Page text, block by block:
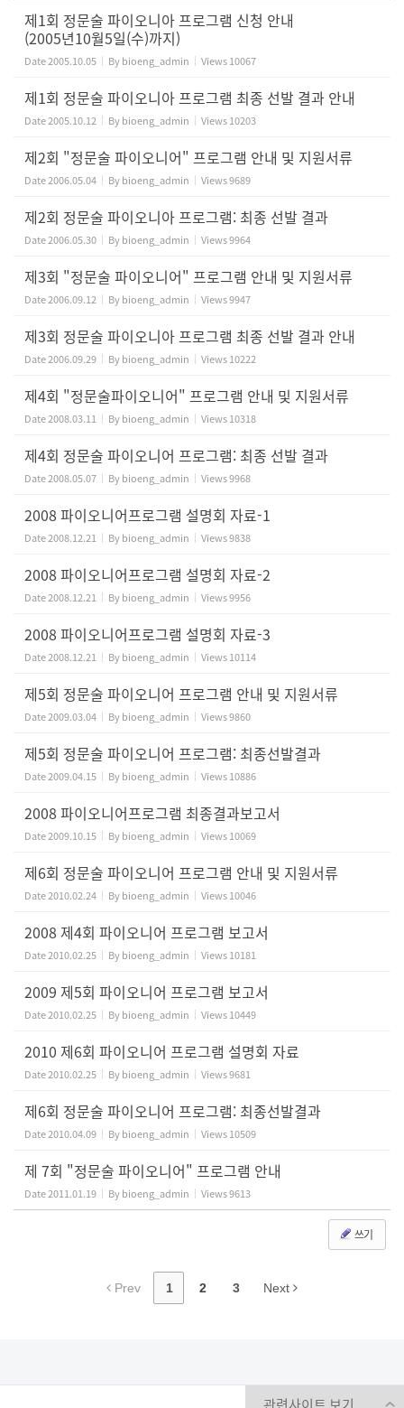
제1회 정문술 파이오니아 프로그램 신청 안내
(2005년10월5일(수)까지)
Date2005.10.05 Bybioeng_admin Views10067
제1회 정문술 파이오니아 프로그램 최종 선발 결과 안내
Date2005.10.12 Bybioeng_admin Views10203
제2회 "정문술 파이오니어" 프로그램 안내 및 지원서류
Date2006.05.04 Bybioeng_admin Views9689
제2회 정문술 파이오니아 프로그램: 최종 선발 결과
Date2006.05.30 Bybioeng_admin Views9964
제3회 "정문술 파이오니어" 프로그램 안내 및 지원서류
Date2006.09.12 Bybioeng_admin Views9947
제3회 정문술 파이오니아 프로그램 최종 선발 결과 안내
Date2006.09.29 Bybioeng_admin Views10222
제4회 "정문술파이오니어" 프로그램 안내 및 지원서류
Date2008.03.11 Bybioeng_admin Views10318
제4회 정문술 파이오니어 프로그램: 최종 선발 결과
Date2008.05.07 Bybioeng_admin Views9968
2008 파이오니어프로그램 설명회 자료-1
Date2008.12.21 Bybioeng_admin Views9838
2008 파이오니어프로그램 설명회 자료-2
Date2008.12.21 Bybioeng_admin Views9956
2008 파이오니어프로그램 설명회 자료-3
Date2008.12.21 Bybioeng_admin Views10114
제5회 정문술 파이오니어 프로그램 안내 및 지원서류
Date2009.03.04 Bybioeng_admin Views9860
제5회 정문술 파이오니어 프로그램: 최종선발결과
Date2009.04.15 Bybioeng_admin Views10886
2008 파이오니어프로그램 최종결과보고서
Date2009.10.15 Bybioeng_admin Views10069
제6회 정문술 파이오니어 프로그램 안내 및 지원서류
Date2010.02.24 Bybioeng_admin Views10046
2008 제4회 파이오니어 프로그램 보고서
Date2010.02.25 Bybioeng_admin Views10181
2009 제5회 파이오니어 프로그램 보고서
Date2010.02.25 Bybioeng_admin Views10449
2010 제6회 파이오니어 프로그램 설명회 자료
Date2010.02.25 Bybioeng_admin Views9681
제6회 정문술 파이오니어 프로그램: 최종선발결과
Date2010.04.09 Bybioeng_admin Views10509
제 7회 "정문술 파이오니어" 프로그램 안내
Date2011.01.19 Bybioeng_admin Views9613
쓰기
Prev 1 2 3 Next